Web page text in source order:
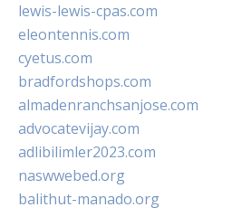
lewis-lewis-cpas.com
eleontennis.com
cyetus.com
bradfordshops.com
almadenranchsanjose.com
advocatevijay.com
adlibilimler2023.com
naswwebed.org
balithut-manado.org